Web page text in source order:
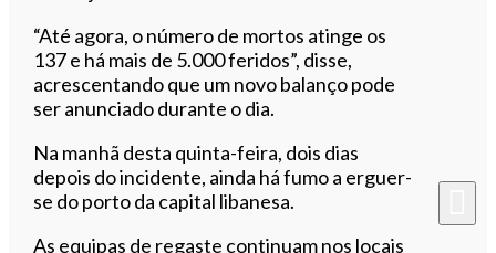
“Até agora, o número de mortos atinge os
137 e há mais de 5.000 feridos”, disse,
acrescentando que um novo balanço pode
ser anunciado durante o dia.
Na manhã desta quinta-feira, dois dias
depois do incidente, ainda há fumo a erguer-
se do porto da capital libanesa.
As equipas de regaste continuam nos locais